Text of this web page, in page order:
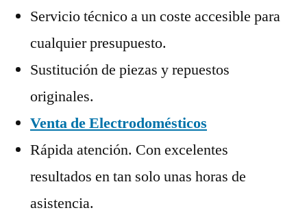
Servicio técnico a un coste accesible para
cualquier presupuesto.
Sustitución de piezas y repuestos
originales.
Venta de Electrodomésticos
Rápida atención. Con excelentes
resultados en tan solo unas horas de
asistencia.